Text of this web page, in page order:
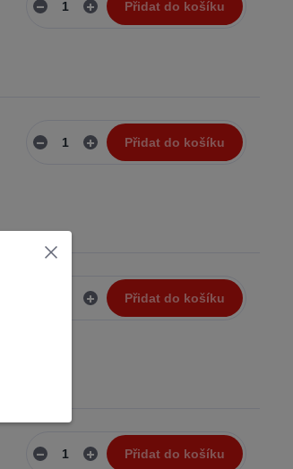
Přidat do košíku
Přidat do košíku
Přidat do košíku
Přidat do košíku